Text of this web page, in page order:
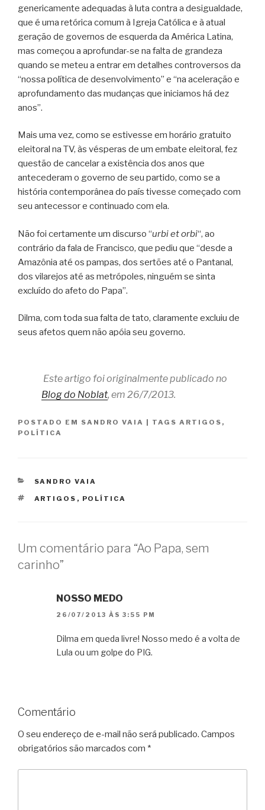
genericamente adequadas à luta contra a desigualdade,
que é uma retórica comum à Igreja Católica e à atual
geração de governos de esquerda da América Latina,
mas começou a aprofundar-se na falta de grandeza
quando se meteu a entrar em detalhes controversos da
“nossa política de desenvolvimento” e “na aceleração e
aprofundamento das mudanças que iniciamos há dez
anos”.
Mais uma vez, como se estivesse em horário gratuito
eleitoral na TV, às vésperas de um embate eleitoral, fez
questão de cancelar a existência dos anos que
antecederam o governo de seu partido, como se a
história contemporânea do país tivesse começado com
seu antecessor e continuado com ela.
Não foi certamente um discurso “urbi et orbi“, ao
contrário da fala de Francisco, que pediu que “desde a
Amazônia até os pampas, dos sertões até o Pantanal,
dos vilarejos até as metrópoles, ninguém se sinta
excluído do afeto do Papa”.
Dilma, com toda sua falta de tato, claramente excluiu de
seus afetos quem não apóia seu governo.
Este artigo foi originalmente publicado no
Blog do Noblat, em 26/7/2013.
POSTADO EM SANDRO VAIA | TAGS ARTIGOS ,
POLÍTICA
CATEGORIAS
SANDRO VAIA
TAGS
ARTIGOS , POLÍTICA
Um comentário para “Ao Papa, sem
carinho”
NOSSO MEDO
26/07/2013 ÀS 3:55 PM
Dilma em queda livre! Nosso medo é a volta de
Lula ou um golpe do PIG.
Comentário
O seu endereço de e-mail não será publicado. Campos
obrigatórios são marcados com *